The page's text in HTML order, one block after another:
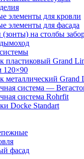
элементы для кровли
элементы для фасада
на столбы
пластиковый Grand
120×90
металлический Grand
система —
система Rohrfit
Docke Standart
фасад